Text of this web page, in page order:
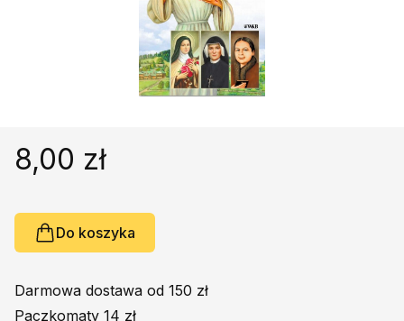
Książki obcojęzyczne
Poradniki, leksykony...
Inne
Promocja
8,00 zł
Do koszyka
Darmowa dostawa od 150 zł
Paczkomaty 14 zł